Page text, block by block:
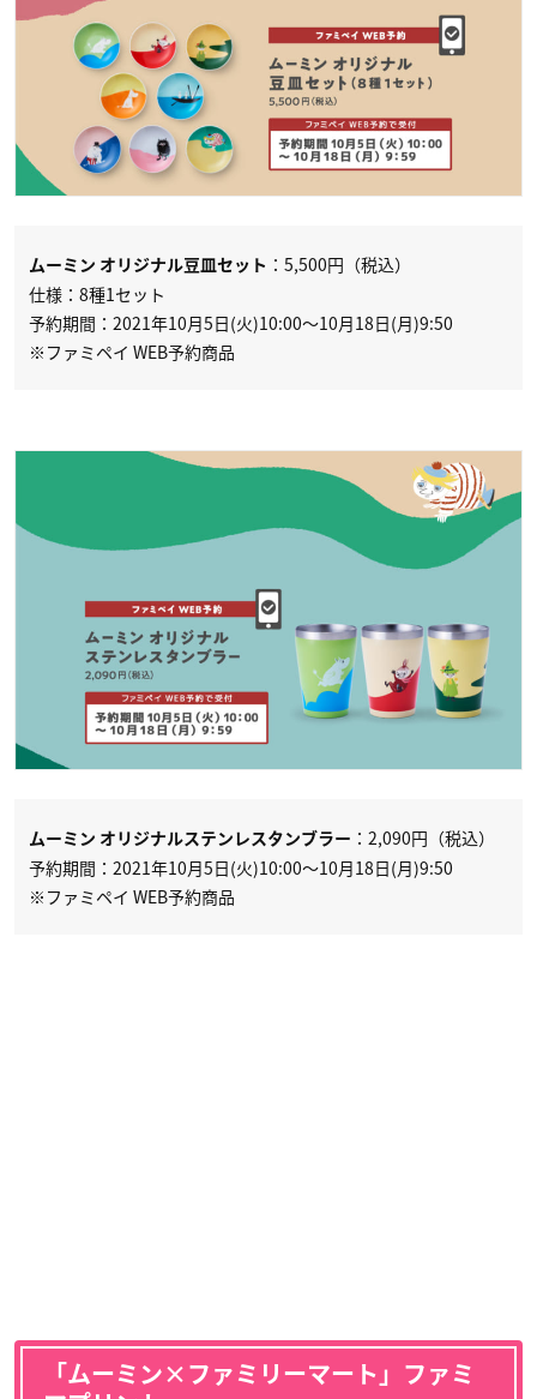
ムーミン オリジナル豆皿セット ：5,500円（税込）
仕様：8種1セット
予約期間：2021年10月5日(火)10:00〜10月18日(月)9:50
※ファミペイ WEB予約商品
ムーミン オリジナルステンレスタンブラー ：2,090円（税込）
予約期間：2021年10月5日(火)10:00〜10月18日(月)9:50
※ファミペイ WEB予約商品
「ムーミン×ファミリーマート」ファミ